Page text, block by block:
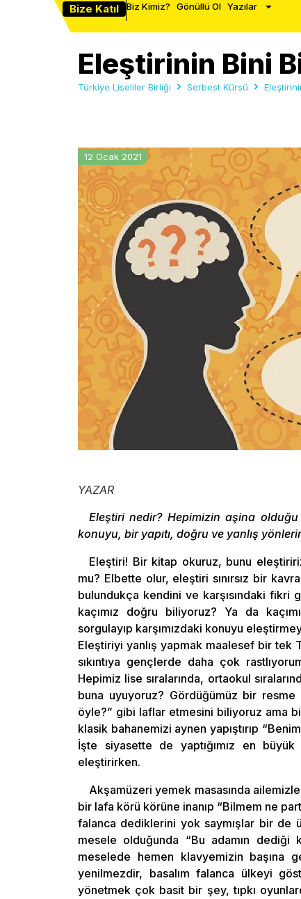
Bize Katıl Biz Kimiz? Gönüllü Ol Yazılar
Eleştirinin Bini
Türkiye Liseliler Birliği Serbest Kürsü
12 Ocak 2021
YAZAR
Eleştiri nedir? Hepimizin aşina
konuyu, bir yapıtı, doğru ve yanlış
Eleştiri! Bir kitap okuruz, bunu
mu? Elbette olur, eleştiri sınırsız bir
bulundukça kendini ve karşısındaki
kaçımız doğru biliyoruz? Ya da
sorgulayıp karşımızdaki konuyu
Eleştiriyi yanlış yapmak maalesef bir tek
sıkıntıya gençlerde daha çok
Hepimiz lise sıralarında, ortaokul
buna uyuyoruz? Gördüğümüz bir
öyle?” gibi laflar etmesini biliyoruz ama
klasik bahanemizi aynen yapıştırıp
İşte siyasette de yaptığımız en
eleştirirken.
Akşamüzeri yemek masasında
bir lafa körü körüne inanıp “Bilmem ne
falanca dediklerini yok saymışlar bir de
mesele olduğunda “Bu adamın dediği
meselede hemen klavyemizin başına
yenilmezdir, basalım falanca ülkeyi
yönetmek çok basit bir şey, tıpkı